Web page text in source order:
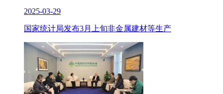
2025-03-29
国家统计局发布3月上旬非金属建材等生产